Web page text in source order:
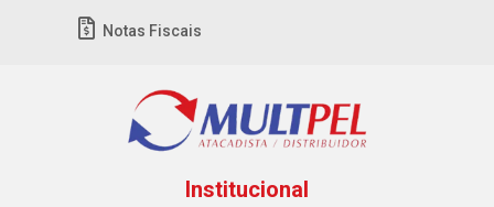
Notas Fiscais
Institucional